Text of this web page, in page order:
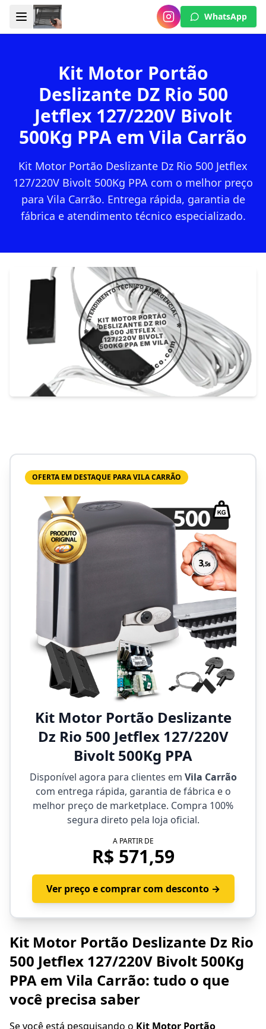
WhatsApp
Kit Motor Portão
Deslizante DZ Rio 500
Jetflex 127/220V Bivolt
500Kg PPA em Vila Carrão
Kit Motor Portão Deslizante Dz Rio 500 Jetflex
127/220V Bivolt 500Kg PPA com o melhor preço
para Vila Carrão. Entrega rápida, garantia de
fábrica e atendimento técnico especializado.
OFERTA EM DESTAQUE PARA VILA CARRÃO
Kit Motor Portão Deslizante
Dz Rio 500 Jetflex 127/220V
Bivolt 500Kg PPA
Disponível agora para clientes em Vila Carrão
com entrega rápida, garantia de fábrica e o
melhor preço de marketplace. Compra 100%
segura direto pela loja oficial.
A PARTIR DE
R$ 571,59
Ver preço e comprar com desconto →
Kit Motor Portão Deslizante Dz Rio
500 Jetflex 127/220V Bivolt 500Kg
PPA em Vila Carrão: tudo o que
você precisa saber
Se você está pesquisando o Kit Motor Portão